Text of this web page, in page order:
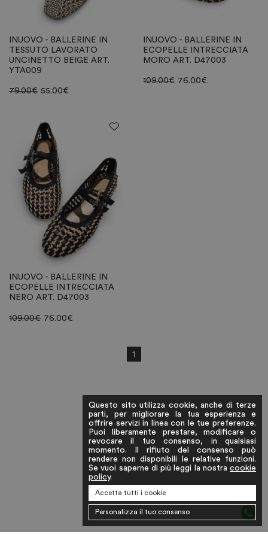
INUOVO - BALLERINE IN
TESSUTO LAVORATO
UNCINETTO BEIGE ART.
YTA009
79.00€ 55.00€
INUOVO - BALLERINE IN
ECOPELLE INTRECCIATA
MORO ART. D47003
109.00€ 76.00€
INUOVO - BALLERINE IN
ECOPELLE INTRECCIATA
NERO ART. D47003
109.00€ 76.00€
1
Questo sito utilizza cookie, anche di terze
parti, per migliorare la tua esperienza e
offrire servizi in linea con le tue preferenze.
Puoi liberamente prestare, modificare o
revocare il tuo consenso, in qualsiasi
momento. Il rifiuto del consenso può
rendere non disponibili le relative funzioni.
Se vuoi saperne di più leggi la nostra cookie
policy.
Accetta tutti i cookie
Personalizza il tuo consenso